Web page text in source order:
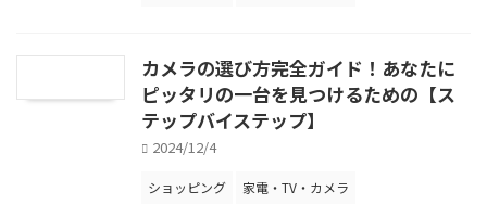
カメラの選び方完全ガイド！あなたに
ピッタリの一台を見つけるための【ス
テップバイステップ】
2024/12/4
ショッピング 家電・TV・カメラ